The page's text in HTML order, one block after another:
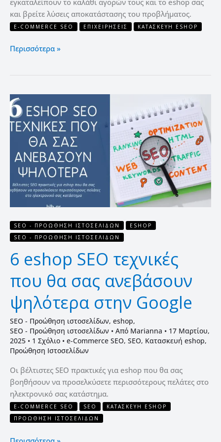
και βρείτε λύσεις αποκατάστασης του προβλήματος.
E-COMMERCE SEO ΕΠΙΧΕΙΡΉΣΕΙΣ ΚΑΤΑΣΚΕΥΉ ESHOP
Περισσότερα »
SEO - ΠΡΟΏΘΗΣΗ ΙΣΤΟΣΕΛΊΔΩΝ
ESHOP
SEO - ΠΡΟΏΘΗΣΗ ΙΣΤΟΣΕΛΊΔΩΝ
6 eshop SEO τεχνικές
που θα σας ανεβάσουν
ψηλότερα στην Google
SEO - Προώθηση ιστοσελίδων, eshop,
SEO - Προώθηση ιστοσελίδων • Από Marianna • 17 Μαρτίου,
2025 • 1 Σχόλιο • e-Commerce SEO, SEO, Κατασκευή eshop,
Προώθηση Ιστοσελίδων
Οι βέλτιστες SEO πρακτικές για eshop που θα σας
βοηθήσουν να προσελκύσετε περισσότερους πελάτες στο
ηλεκτρονικό σας κατάστημα.
E-COMMERCE SEO SEO
ΚΑΤΑΣΚΕΥΉ ESHOP
ΠΡΟΏΘΗΣΗ ΙΣΤΟΣΕΛΊΔΩΝ
6
eshop
SEO
τεχνικές
θα
σας
ανεβάσουν
ψηλότερα
στην